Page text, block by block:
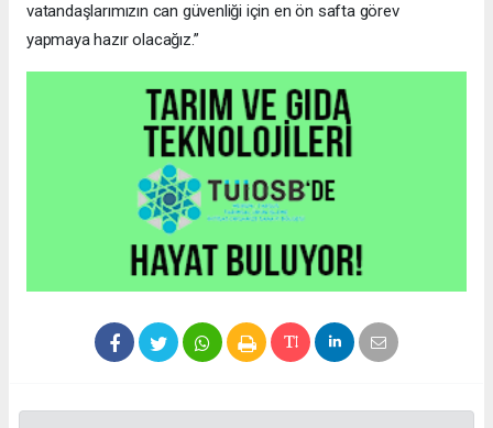
vatandaşlarımızın can güvenliği için en ön safta görev
yapmaya hazır olacağız.”